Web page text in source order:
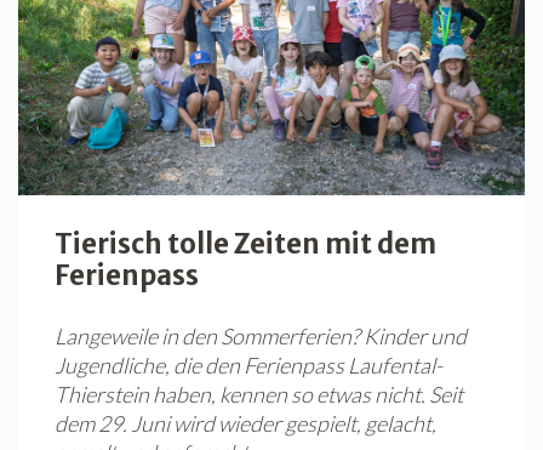
Tierisch tolle Zeiten mit dem
Ferienpass
Langeweile in den Sommerferien? Kinder und
Jugendliche, die den Ferienpass Laufental-
Thierstein haben, kennen so etwas nicht. Seit
dem 29. Juni wird wieder gespielt, gelacht,